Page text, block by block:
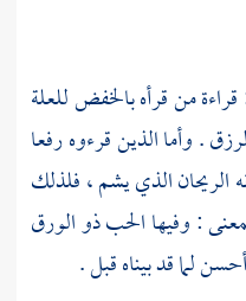
من قرأه بالخفض للعلة
. وأما الذين قرءوه رفعا
الريحان الذي يشم ، فلذلك
: وفيها الحب ذو الورق
لما قد بيناه قبل .